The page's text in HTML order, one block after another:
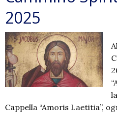
2025
Cappella “Amoris Laetitia”,